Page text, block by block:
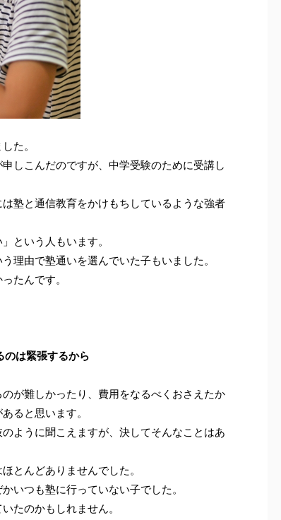
た。
しこんだのですが、中学受験のために受講し
塾と通信教育をかけもちしているような強者
という人もいます。
理由で塾通いを選んでいた子もいました。
たんです。
のは緊張するから
が難しかったり、費用をなるべくおさえたか
ると思います。
ように聞こえますが、決してそんなことはあ
とんどありませんでした。
いつも塾に行っていない子でした。
たのかもしれません。